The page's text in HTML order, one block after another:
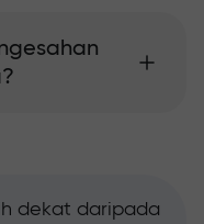
dekat daripada